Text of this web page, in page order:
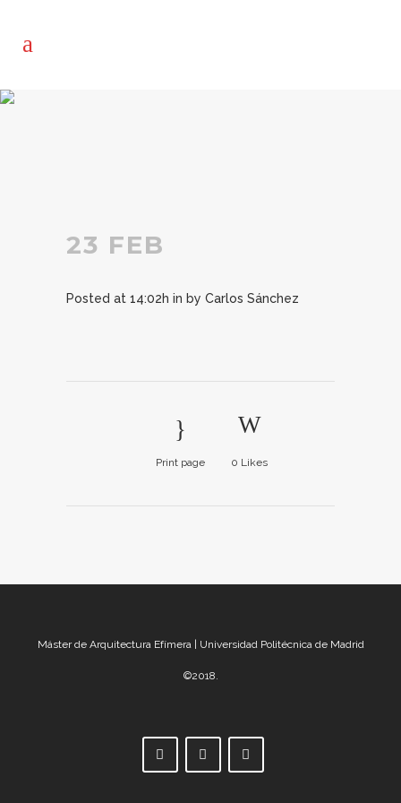
23 FEB
Posted at 14:02h in by Carlos Sánchez
Print page 0 Likes
Máster de Arquitectura Efímera | Universidad Politécnica de Madrid
©2018.